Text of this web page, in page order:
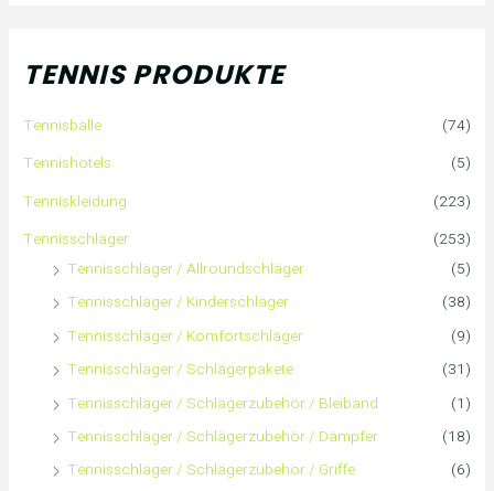
n
a
TENNIS PRODUKTE
Tennisbälle
(74)
Tennishotels
(5)
Tenniskleidung
(223)
Tennisschläger
(253)
Tennisschläger / Allroundschläger
(5)
Tennisschläger / Kinderschläger
(38)
Tennisschläger / Komfortschläger
(9)
Tennisschläger / Schlägerpakete
(31)
Tennisschläger / Schlägerzubehör / Bleiband
(1)
Tennisschläger / Schlägerzubehör / Dämpfer
(18)
Tennisschläger / Schlägerzubehör / Griffe
(6)